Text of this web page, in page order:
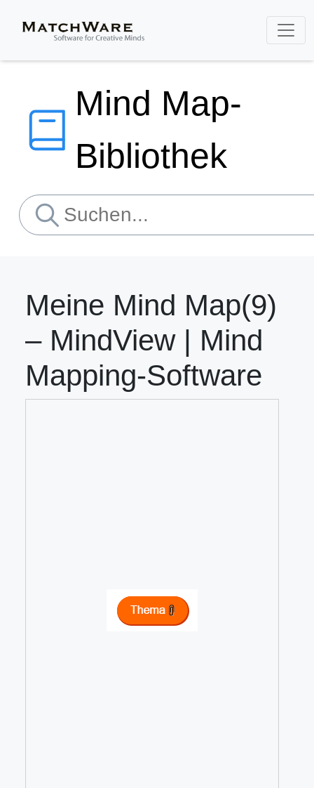
Mind Map-
Bibliothek
Meine Mind Map(9)
– MindView | Mind
Mapping-Software